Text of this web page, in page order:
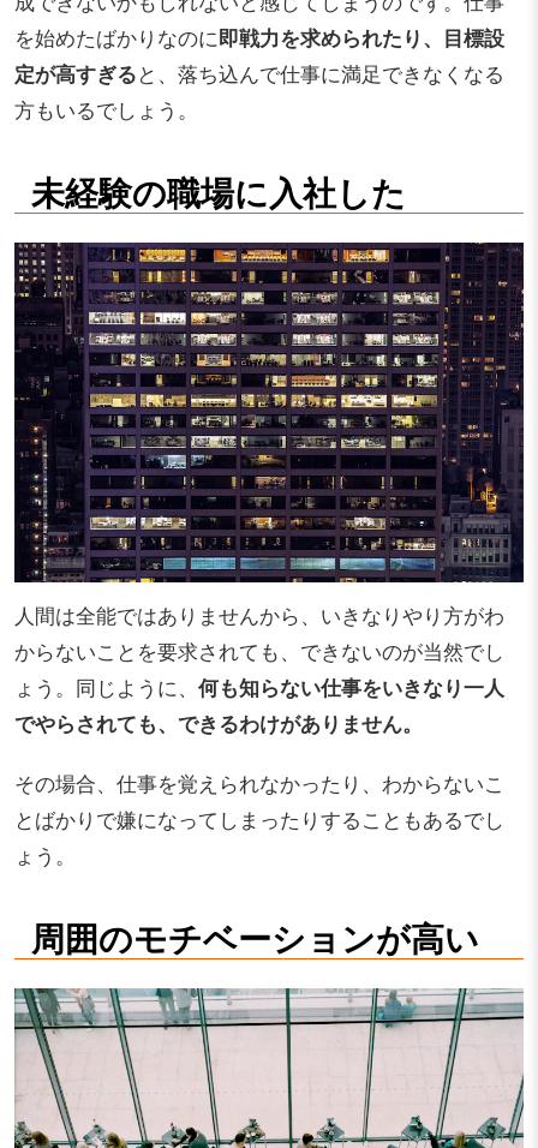
を始めたばかりなのに即戦力を求められたり、目標設
定が高すぎると、落ち込んで仕事に満足できなくなる
方もいるでしょう。
未経験の職場に入社した
人間は全能ではありませんから、いきなりやり方がわ
からないことを要求されても、できないのが当然でし
ょう。同じように、 何も知らない仕事をいきなり一人
でやらされても、できるわけがありません。
その場合、仕事を覚えられなかったり、わからないこ
とばかりで嫌になってしまったりすることもあるでし
ょう。
周囲のモチベーションが高い